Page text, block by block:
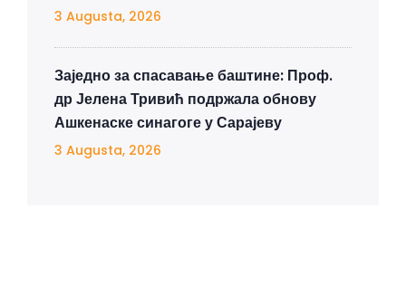
3 Augusta, 2026
Заједно за спасавање баштине: Проф.
др Јелена Тривић подржала обнову
Ашкенаске синагоге у Сарајеву
3 Augusta, 2026